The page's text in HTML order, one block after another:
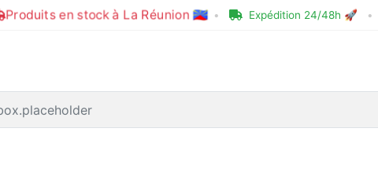
Produits en stock à La Réunion 🇷🇪 • Expédition 24/48h 🚀 •